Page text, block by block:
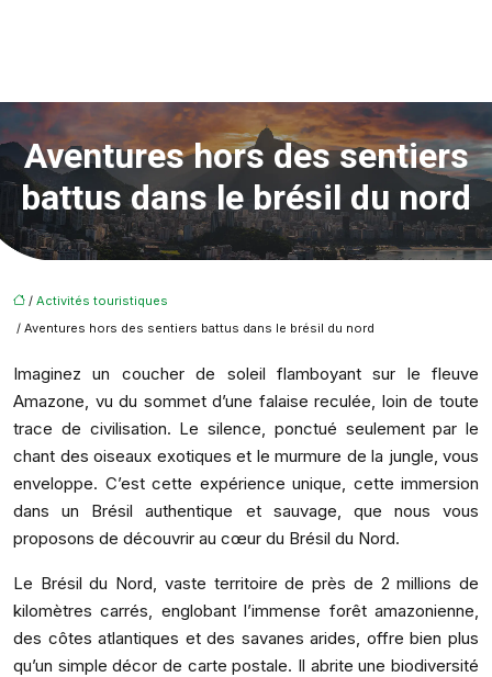
Aventures hors des sentiers
battus dans le brésil du nord
/ Activités touristiques
/ Aventures hors des sentiers battus dans le brésil du nord
Imaginez un coucher de soleil flamboyant sur le fleuve
Amazone, vu du sommet d’une falaise reculée, loin de toute
trace de civilisation. Le silence, ponctué seulement par le
chant des oiseaux exotiques et le murmure de la jungle, vous
enveloppe. C’est cette expérience unique, cette immersion
dans un Brésil authentique et sauvage, que nous vous
proposons de découvrir au cœur du Brésil du Nord.
Le Brésil du Nord, vaste territoire de près de 2 millions de
kilomètres carrés, englobant l’immense forêt amazonienne,
des côtes atlantiques et des savanes arides, offre bien plus
qu’un simple décor de carte postale. Il abrite une biodiversité